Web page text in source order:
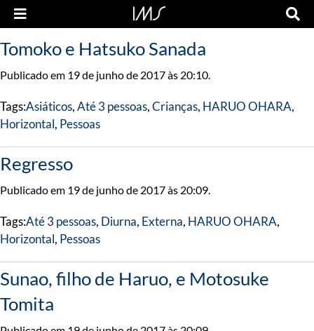
Tomoko e Hatsuko Sanada
Publicado em 19 de junho de 2017 às 20:10.
Tags:Asiáticos,Até 3 pessoas,Crianças, HARUO OHARA,
Horizontal, Pessoas
Regresso
Publicado em 19 de junho de 2017 às 20:09.
Tags:Até 3 pessoas, Diurna, Externa, HARUO OHARA,
Horizontal, Pessoas
Sunao, filho de Haruo, e Motosuke
Tomita